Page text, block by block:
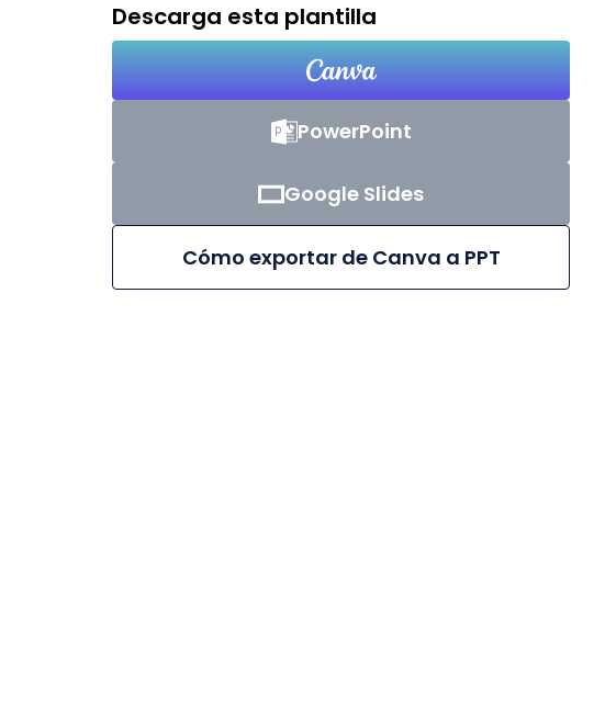
Descarga esta plantilla
PowerPoint
Google Slides
Cómo exportar de Canva a PPT